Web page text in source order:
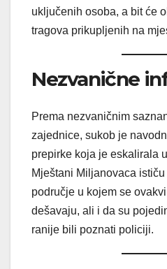
uključenih osoba, a bit će
tragova prikupljenih na
Nezvanične
Prema nezvaničnim
zajednice, sukob je
prepirke koja je eskalirala
Mještani Miljanovaca
područje u kojem se
dešavaju, ali i da su
ranije bili poznati policiji.